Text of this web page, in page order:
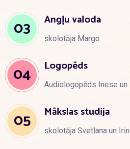
03 Angļu valoda
skolotāja Margo
04 Logopēds
Audiologopēds Inese
05 Mākslas studija
skolotāja Svetlana un